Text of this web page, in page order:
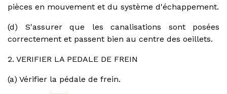
pièces en mouvement et du système d'échappement.
(d) S'assurer que les canalisations sont posées
correctement et passent bien au centre des oeillets.
2. VERIFIER LA PEDALE DE FREIN
(a) Vérifier la pédale de frein.